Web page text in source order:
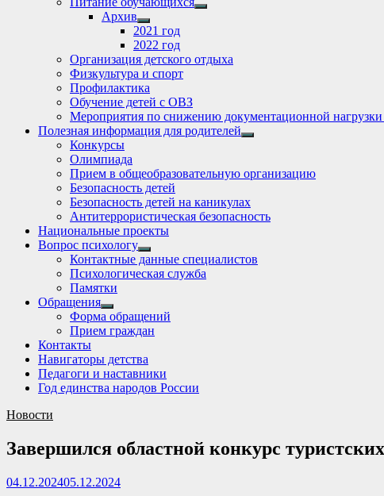
Show
Архив
Show
sub
menu
2021 год
2022 год
Организация детского отдыха
Физкультура и спорт
Профилактика
Обучение детей с ОВЗ
Мероприятия по снижению документационной нагрузки
Полезная информация для родителей
Show
Конкурсы
Олимпиада
Прием в общеобразовательную организацию
Безопасность детей
Безопасность детей на каникулах
Антитеррористическая безопасность
Национальные проекты
Вопрос психологу
Show
sub
menu
Контактные данные специалистов
Психологическая служба
Памятки
Обращения
Show
sub
menu
Форма обращений
Прием граждан
Контакты
Навигаторы детства
Педагоги и наставники
Год единства народов России
Новости
Завершился областной конкурс
04.12.202405.12.2024